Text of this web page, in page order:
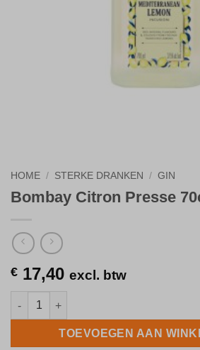
HOME / STERKE DRANKEN / GIN
Bombay Citron Presse
€ 17,40 excl. btw
Bombay Citron Presse 70cl aantal
TOEVOEGEN AAN